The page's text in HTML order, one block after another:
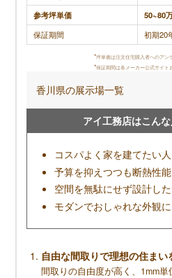
ーベルハウスに比べてペラペラなので
性が低く、快適に暮らすと言う観点
劣っているハウスメーカーです。
調査方法：インターネット調査
メリット
鉄骨造特有の高耐震・高
実績のある大手だからこ
最長60年の長い保証期間
参考坪単価
50~80
保証期間
初期20
*坪単価は注文住宅購入者へのアン
*保証期間は各メーカー公式サイト
香川県の展示場一覧
アイ工務店はこん
コスパよく家を建てたい人
予算を抑えつつも断熱性
空間を無駄にせず設計し
モダンでおしゃれな外観
自由な間取りで理想の住まい
間取りの自由度が高く、1mm単